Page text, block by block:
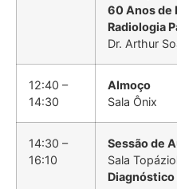
60 Anos de
Radiologia
Dr. Arthur
12:40 –
14:30
Almoço
Sala Ônix
14:30 –
16:10
Sessão de
Sala Topázio